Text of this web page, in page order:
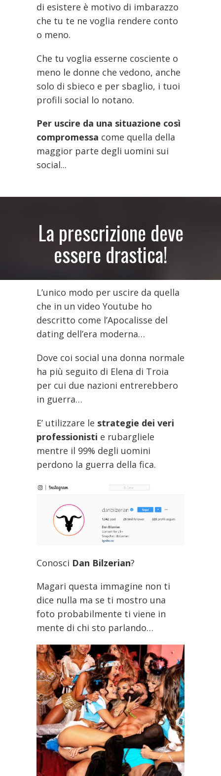
di esistere è motivo di imbarazzo
che tu te ne voglia rendere conto
o meno.
Che tu voglia esserne cosciente o
meno le donne che vedono, anche
solo di sbieco e per sbaglio, i tuoi
profili social lo notano.
Per uscire da una situazione così
compromessa come quella della
maggior parte degli uomini sui
social...
La prescrizione deve
essere drastica!
L’unico modo per uscire da quella
che in un video Youtube ho
descritto come l’Apocalisse del
dating dell’era moderna…
Dove coi social una donna normale
ha più seguito di Elena di Troia
per cui due nazioni entrerebbero
in guerra…
E’ utilizzare le strategie dei veri
professionisti e rubargliele
mentre il 99% degli uomini
perdono la guerra della fica.
Conosci Dan Bilzerian?
Magari questa immagine non ti
dice nulla ma se ti mostro una
foto probabilmente ti viene in
mente di chi sto parlando…